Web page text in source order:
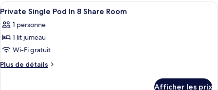
très
grand
lit
(Ensuite)
très
lit
(Ensuite)
Afficher
toutes
les
photos
pour
ce
Accès au Wi-Fi (inclus), literie fournie
5
Private Single Pod In 8 Share Room
1 personne
1 lit jumeau
Wi-Fi gratuit
Plus de détails
Plus
Afficher les prix